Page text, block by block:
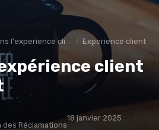
l'experience client Experience client
client
Réclamations
18 janvier 2025